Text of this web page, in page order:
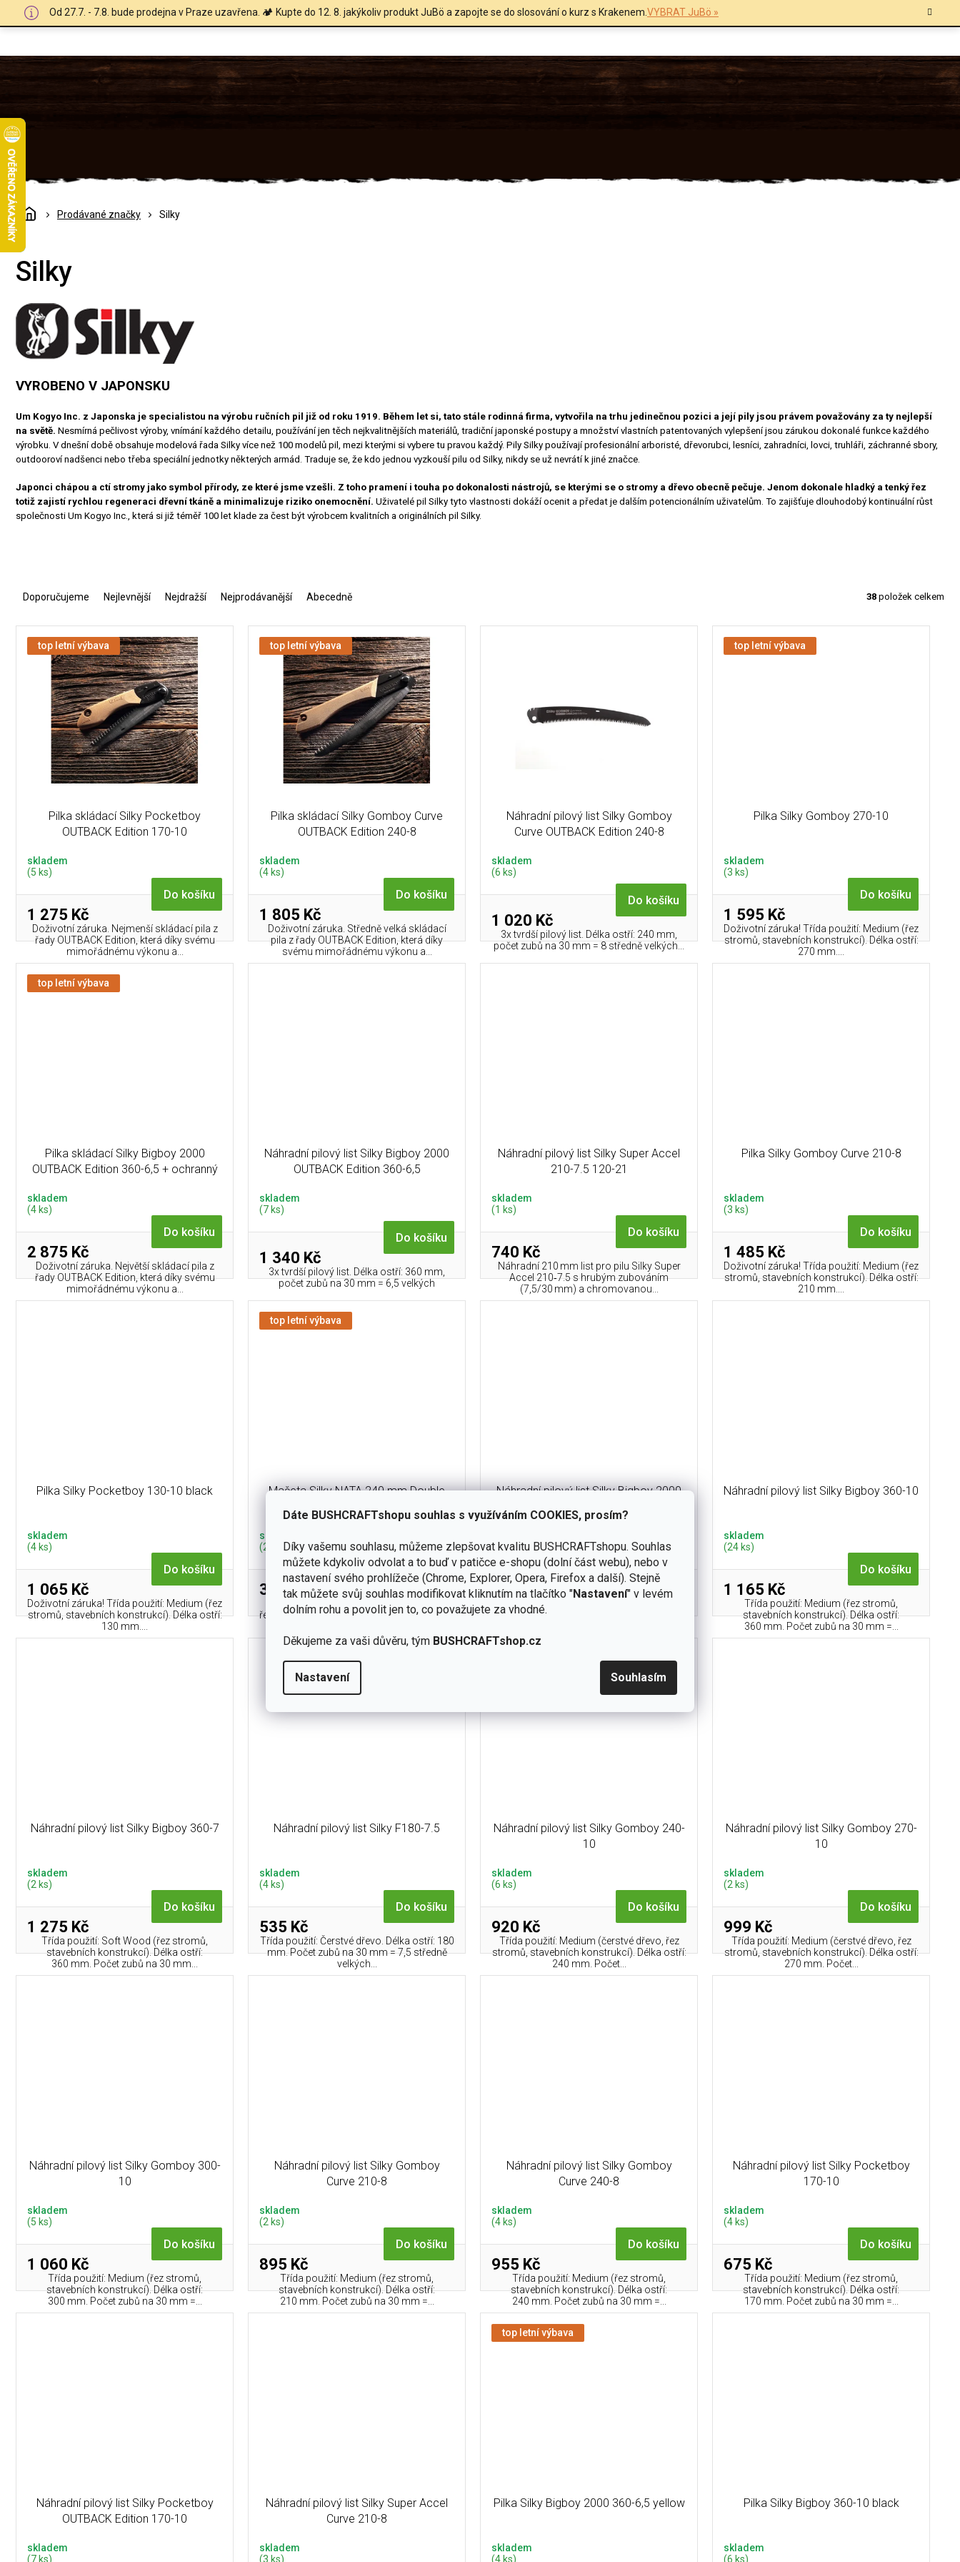
Dáte BUSHCRAFTshopu souhlas s využíváním COOKIES, prosím?
Díky vašemu souhlasu, můžeme zlepšovat kvalitu BUSHCRAFTshopu. Souhlas
můžete kdykoliv odvolat a to buď v patičce e-shopu (dolní část webu), nebo v
nastavení svého prohlížeče (Chrome, Explorer, Opera, Firefox a další). Stejně
tak můžete svůj souhlas modifikovat kliknutím na tlačítko "Nastavení" v levém
dolním rohu a povolit jen to, co považujete za vhodné.
Děkujeme za vaši důvěru, tým BUSHCRAFTshop.cz
Nastavení Souhlasím
Od 27.7. - 7.8. bude prodejna v Praze uzavřena. 🏕️ Kupte do 12. 8. jakýkoliv produkt JuBö a zapojte se do slosování o kurz s Krakenem.VYBRAT JuBö »
DomůProdávané značky Silky
Silky
VYROBENO V JAPONSKU
Um Kogyo Inc. z Japonska je specialistou na výrobu ručních pil již od roku 1919. Během let si, tato stále rodinná firma, vytvořila na trhu jedinečnou pozici a její pily jsou právem považovány za ty nejlepší
na světě. Nesmírná pečlivost výroby, vnímání každého detailu, používání jen těch nejkvalitnějších materiálů, tradiční japonské postupy a množství vlastních patentovaných vylepšení jsou zárukou dokonalé funkce každého
výrobku. V dnešní době obsahuje modelová řada Silky více než 100 modelů pil, mezi kterými si vybere tu pravou každý. Pily Silky používají profesionální arboristé, dřevorubci, lesníci, zahradníci, lovci, truhláři, záchranné sbory,
outdooroví nadšenci nebo třeba speciální jednotky některých armád. Traduje se, že kdo jednou vyzkouší pilu od Silky, nikdy se už nevrátí k jiné značce.
Japonci chápou a ctí stromy jako symbol přírody, ze které jsme vzešli. Z toho pramení i touha po dokonalosti nástrojů, se kterými se o stromy a dřevo obecně pečuje. Jenom dokonale hladký a tenký řez
totiž zajistí rychlou regeneraci dřevní tkáně a minimalizuje riziko onemocnění. Uživatelé pil Silky tyto vlastnosti dokáží ocenit a předat je dalším potencionálním uživatelům. To zajišťuje dlouhodobý kontinuální růst
společnosti Um Kogyo Inc., která si již téměř 100 let klade za čest být výrobcem kvalitních a originálních pil Silky.
e
Doporučujeme Nejlevnější Nejdražší Nejprodávanější Abecedně 38 položek celkem
top letní výbava
Pilka skládací Silky Pocketboy
OUTBACK Edition 170-10
skladem
(5 ks)
1 275 Kč
Do košíku
Doživotní záruka. Nejmenší skládací pila z
řady OUTBACK Edition, která díky svému
mimořádnému výkonu a...
top letní výbava
Pilka skládací Silky Gomboy Curve
OUTBACK Edition 240-8
skladem
(4 ks)
1 805 Kč
Do košíku
Doživotní záruka. Středně velká skládací
pila z řady OUTBACK Edition, která díky
svému mimořádnému výkonu a...
Náhradní pilový list Silky Gomboy
Curve OUTBACK Edition 240-8
skladem
(6 ks)
1 020 Kč
Do košíku
3x tvrdší pilový list. Délka ostří: 240 mm,
počet zubů na 30 mm = 8 středně velkých...
top letní výbava
Pilka Silky Gomboy 270-10
skladem
(3 ks)
1 595 Kč
Do košíku
Doživotní záruka! Třída použití: Medium (řez
stromů, stavebních konstrukcí). Délka ostří:
270 mm....
top letní výbava
Pilka skládací Silky Bigboy 2000
OUTBACK Edition 360-6,5 + ochranný
skladem
(4 ks)
2 875 Kč
Do košíku
Doživotní záruka. Největší skládací pila z
řady OUTBACK Edition, která díky svému
mimořádnému výkonu a...
Náhradní pilový list Silky Bigboy 2000
OUTBACK Edition 360-6,5
skladem
(7 ks)
1 340 Kč
Do košíku
3x tvrdší pilový list. Délka ostří: 360 mm,
počet zubů na 30 mm = 6,5 velkých
Náhradní pilový list Silky Super Accel
210-7.5 120-21
skladem
(1 ks)
740 Kč
Do košíku
Náhradní 210 mm list pro pilu Silky Super
Accel 210‑7.5 s hrubým zubováním
(7,5/30 mm) a chromovanou...
Pilka Silky Gomboy Curve 210-8
skladem
(3 ks)
1 485 Kč
Do košíku
Doživotní záruka! Třída použití: Medium (řez
stromů, stavebních konstrukcí). Délka ostří:
210 mm....
Pilka Silky Pocketboy 130-10 black
skladem
(4 ks)
1 065 Kč
Do košíku
Doživotní záruka! Třída použití: Medium (řez
stromů, stavebních konstrukcí). Délka ostří:
130 mm....
top letní výbava
Mačeta Silky NATA 240 mm Double
skladem
(2 ks)
3 590 Kč
Do košíku
Doživotní záruka. Nástroj na sekání, i
řezání, které najde své bohaté využití také při
Náhradní pilový list Silky Bigboy 2000
(4 ks)
1 275 Kč
Do košíku
Délka ostří: 360 mm, 6,5 středně velkých
zubů na 30 mm. Třída použití: Medium (řez
Náhradní pilový list Silky Bigboy 360-10
skladem
(24 ks)
1 165 Kč
Do košíku
Třída použití: Medium (řez stromů,
stavebních konstrukcí). Délka ostří:
360 mm. Počet zubů na 30 mm =...
Náhradní pilový list Silky Bigboy 360-7
skladem
(2 ks)
1 275 Kč
Do košíku
Třída použití: Soft Wood (řez stromů,
stavebních konstrukcí). Délka ostří:
360 mm. Počet zubů na 30 mm...
Náhradní pilový list Silky F180-7.5
skladem
(4 ks)
535 Kč
Do košíku
Třída použití: Čerstvé dřevo. Délka ostří: 180
mm. Počet zubů na 30 mm = 7,5 středně
velkých...
Náhradní pilový list Silky Gomboy 240-
10
skladem
(6 ks)
920 Kč
Do košíku
Třída použití: Medium (čerstvé dřevo, řez
stromů, stavebních konstrukcí). Délka ostří:
240 mm. Počet...
Náhradní pilový list Silky Gomboy 270-
10
skladem
(2 ks)
999 Kč
Do košíku
Třída použití: Medium (čerstvé dřevo, řez
stromů, stavebních konstrukcí). Délka ostří:
270 mm. Počet...
Náhradní pilový list Silky Gomboy 300-
10
skladem
(5 ks)
1 060 Kč
Do košíku
Třída použití: Medium (řez stromů,
stavebních konstrukcí). Délka ostří:
300 mm. Počet zubů na 30 mm =...
Náhradní pilový list Silky Gomboy
Curve 210-8
skladem
(2 ks)
895 Kč
Do košíku
Třída použití: Medium (řez stromů,
stavebních konstrukcí). Délka ostří:
210 mm. Počet zubů na 30 mm =...
Náhradní pilový list Silky Gomboy
Curve 240-8
skladem
(4 ks)
955 Kč
Do košíku
Třída použití: Medium (řez stromů,
stavebních konstrukcí). Délka ostří:
240 mm. Počet zubů na 30 mm =...
Náhradní pilový list Silky Pocketboy
170-10
skladem
(4 ks)
675 Kč
Do košíku
Třída použití: Medium (řez stromů,
stavebních konstrukcí). Délka ostří:
170 mm. Počet zubů na 30 mm =...
Náhradní pilový list Silky Pocketboy
OUTBACK Edition 170-10
skladem
(7 ks)
Náhradní pilový list Silky Super Accel
Curve 210-8
skladem
(3 ks)
top letní výbava
Pilka Silky Bigboy 2000 360-6,5 yellow
skladem
(4 ks)
Pilka Silky Bigboy 360-10 black
skladem
(6 ks)